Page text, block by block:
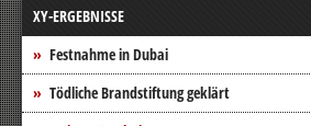
XY-ERGEBNISSE
Festnahme in Dubai
Tödliche Brandstiftung geklärt